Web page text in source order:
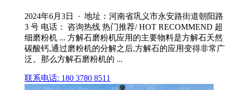
2024年6月3日 · 地址：河南省巩义市永安路街道朝阳路
3 号 电话： 咨询热线 热门推荐/ HOT RECOMMEND 超
细磨粉机 ... 方解石磨粉机应用的主要物料是方解石天然
碳酸钙,通过磨粉机的分解之后,方解石的应用变得非常广
泛。那么方解石磨粉机的 ...
联系电话: 180 3780 8511